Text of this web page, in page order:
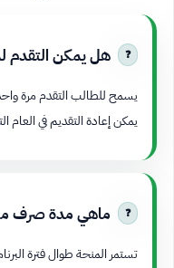
هل يمكن التقدم
يسمح للطالب التقدم مرة
يمكن إعادة التقديم في
ماهي مدة صرف
تستمر المنحة طوال فترة